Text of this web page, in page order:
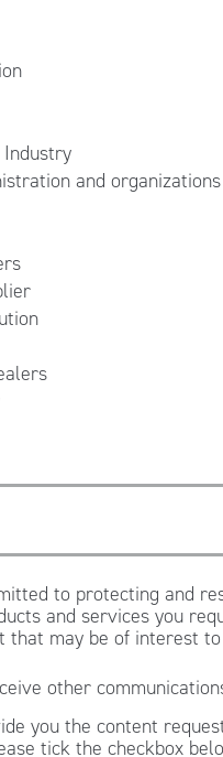
and organizations
to protecting and
and services you
that may be of interest
other
you the content
tick the checkbox